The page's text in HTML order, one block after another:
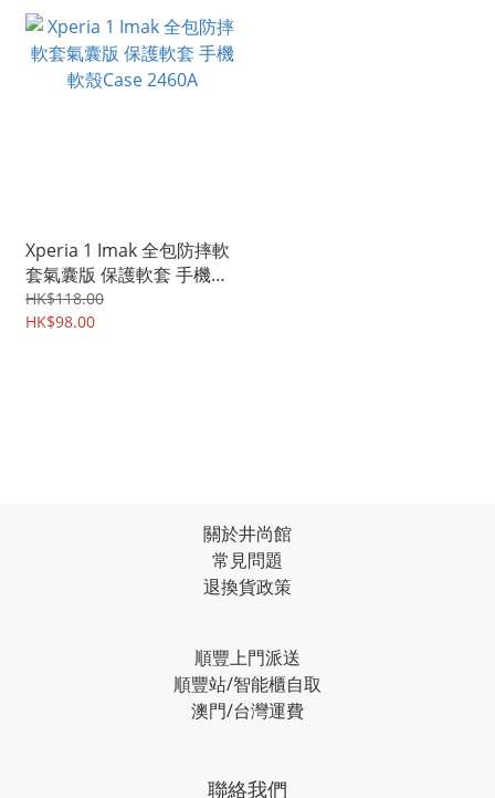
Xperia 1 Imak 全包防摔軟
套氣囊版 保護軟套 手機軟
殼Case 2460A
HK$118.00
HK$98.00
關於井尚館
常見問題
退換貨政策
順豐上門派送
順豐站/智能櫃自取
澳門/台灣運費
聯絡我們